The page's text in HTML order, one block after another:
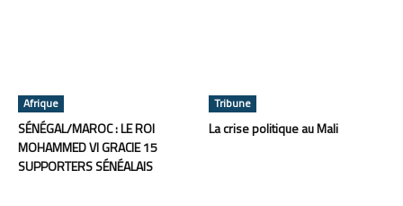
Afrique
SÉNÉGAL/MAROC : LE ROI
MOHAMMED VI GRACIE 15
SUPPORTERS SÉNÉALAIS
Tribune
La crise politique au Mali